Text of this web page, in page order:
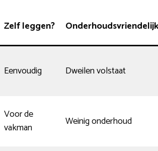
Zelf leggen? Onderhoudsvriendelijk
Eenvoudig Dweilen volstaat
Voor de
vakman
Weinig onderhoud